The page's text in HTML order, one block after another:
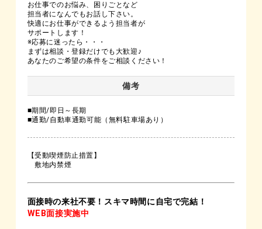
お仕事でのお悩み、困りごとなど
担当者になんでもお話し下さい。
快適にお仕事ができるよう担当者が
サポートします！
※応募に迷ったら・・・
まずは相談・登録だけでも大歓迎♪
あなたのご希望の条件をご相談ください！
備考
■期間/即日～長期
■通勤/自動車通勤可能（無料駐車場あり）
【受動喫煙防止措置】
敷地内禁煙
面接時の来社不要！スキマ時間に自宅で完結！
WEB面接実施中